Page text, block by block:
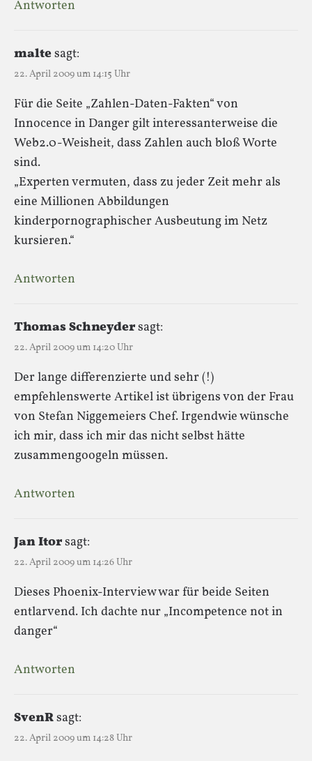
Antworten
maltesagt:
22. April 2009 um 14:15 Uhr
Für die Seite „Zahlen-Daten-Fakten“ von
Innocence in Danger gilt interessanterweise die
Web2.0-Weisheit, dass Zahlen auch bloß Worte
sind.
„Experten vermuten, dass zu jeder Zeit mehr als
eine Millionen Abbildungen
kinderpornographischer Ausbeutung im Netz
kursieren.“
Antworten
Thomas Schneydersagt:
22. April 2009 um 14:20 Uhr
Der lange differenzierte und sehr (!)
empfehlenswerte Artikel ist übrigens von der Frau
von Stefan Niggemeiers Chef. Irgendwie wünsche
ich mir, dass ich mir das nicht selbst hätte
zusammengoogeln müssen.
Antworten
Jan Itorsagt:
22. April 2009 um 14:26 Uhr
Dieses Phoenix-Interview war für beide Seiten
entlarvend. Ich dachte nur „Incompetence not in
danger“
Antworten
SvenRsagt:
22. April 2009 um 14:28 Uhr